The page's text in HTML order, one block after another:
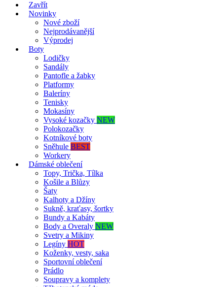
Zavřít
Novinky
Nové zboží
Nejprodávanější
Výprodej
Boty
Lodičky
Sandály
Pantofle a žabky
Platformy
Baleríny
Tenisky
Mokasíny
Vysoké kozačky NEW
Polokozačky
Kotníkové boty
Sněhule BEST
Workery
Dámské oblečení
Topy, Trička, Tílka
Košile a Blůzy
Šaty
Kalhoty a Džíny
Sukně, kraťasy, šortky
Bundy a Kabáty
Body a Overaly NEW
Svetry a Mikiny
Legíny HOT
Koženky, vesty, saka
Sportovní oblečení
Prádlo
Soupravy a komplety